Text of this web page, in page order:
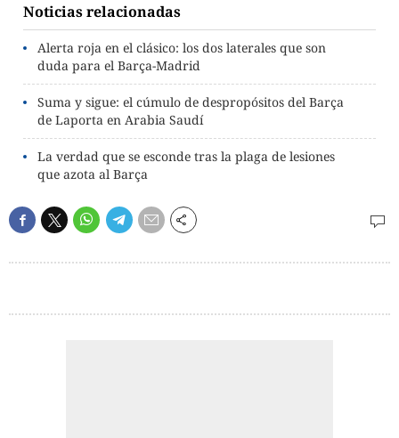
Noticias relacionadas
Alerta roja en el clásico: los dos laterales que son
duda para el Barça-Madrid
Suma y sigue: el cúmulo de despropósitos del Barça
de Laporta en Arabia Saudí
La verdad que se esconde tras la plaga de lesiones
que azota al Barça